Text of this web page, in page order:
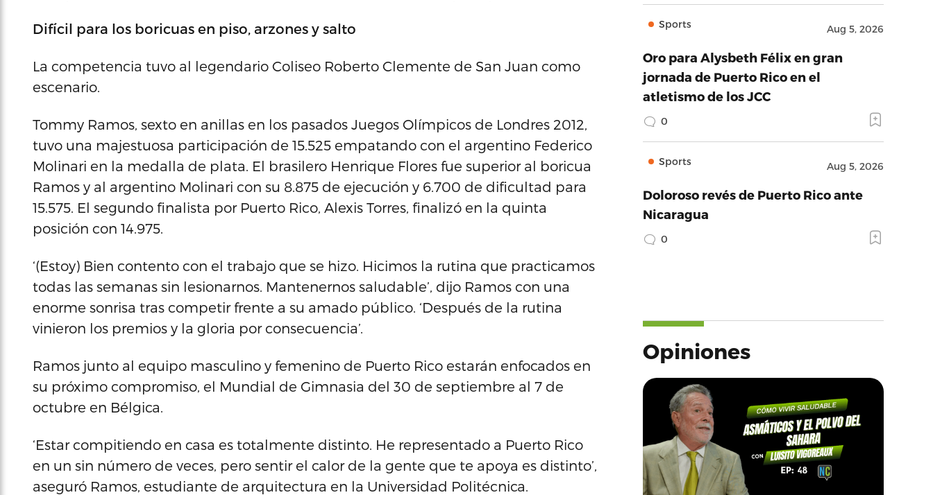
Difícil para los boricuas en piso, arzones y salto
La competencia tuvo al legendario Coliseo Roberto Clemente de San Juan como
escenario.
Tommy Ramos, sexto en anillas en los pasados Juegos Olímpicos de Londres 2012,
tuvo una majestuosa participación de 15.525 empatando con el argentino Federico
Molinari en la medalla de plata. El brasilero Henrique Flores fue superior al boricua
Ramos y al argentino Molinari con su 8.875 de ejecución y 6.700 de dificultad para
15.575. El segundo finalista por Puerto Rico, Alexis Torres, finalizó en la quinta
posición con 14.975.
‘(Estoy) Bien contento con el trabajo que se hizo. Hicimos la rutina que practicamos
todas las semanas sin lesionarnos. Mantenernos saludable’, dijo Ramos con una
enorme sonrisa tras competir frente a su amado público. ‘Después de la rutina
vinieron los premios y la gloria por consecuencia’.
Ramos junto al equipo masculino y femenino de Puerto Rico estarán enfocados en
su próximo compromiso, el Mundial de Gimnasia del 30 de septiembre al 7 de
octubre en Bélgica.
‘Estar compitiendo en casa es totalmente distinto. He representado a Puerto Rico
en un sin número de veces, pero sentir el calor de la gente que te apoya es distinto’,
aseguró Ramos, estudiante de arquitectura en la Universidad Politécnica.
Sports Aug 5, 2026
Oro para Alysbeth Félix en gran
jornada de Puerto Rico en el
atletismo de los JCC
0
Sports Aug 5, 2026
Doloroso revés de Puerto Rico ante
Nicaragua
0
Opiniones